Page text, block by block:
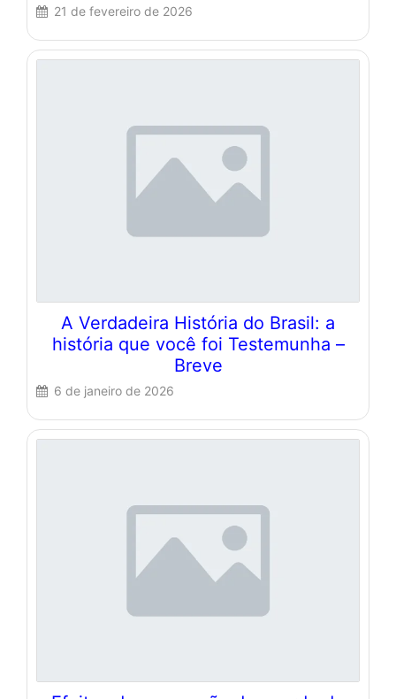
21 de fevereiro de 2026
A Verdadeira História do Brasil: a
história que você foi Testemunha –
Breve
6 de janeiro de 2026